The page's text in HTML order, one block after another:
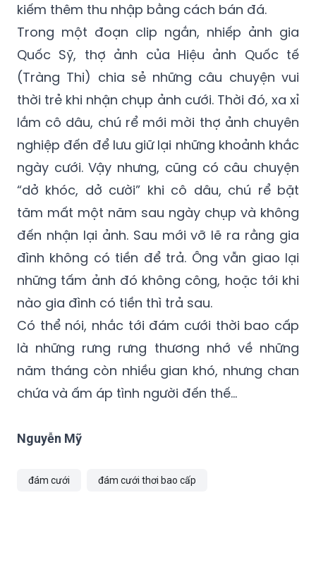
kiếm thêm thu nhập bằng cách bán đá.
Trong một đoạn clip ngắn, nhiếp ảnh gia
Quốc Sỹ, thợ ảnh của Hiệu ảnh Quốc tế
(Tràng Thi) chia sẻ những câu chuyện vui
thời trẻ khi nhận chụp ảnh cưới. Thời đó, xa xỉ
lắm cô dâu, chú rể mới mời thợ ảnh chuyên
nghiệp đến để lưu giữ lại những khoảnh khắc
ngày cưới. Vậy nhưng, cũng có câu chuyện
“dở khóc, dở cười” khi cô dâu, chú rể bặt
tăm mất một năm sau ngày chụp và không
đến nhận lại ảnh. Sau mới vỡ lẽ ra rằng gia
đình không có tiền để trả. Ông vẫn giao lại
những tấm ảnh đó không công, hoặc tới khi
nào gia đình có tiền thì trả sau.
Có thể nói, nhắc tới đám cưới thời bao cấp
là những rưng rưng thương nhớ về những
năm tháng còn nhiều gian khó, nhưng chan
chứa và ấm áp tình người đến thế...
Nguyễn Mỹ
đám cưới đám cưới thơi bao cấp